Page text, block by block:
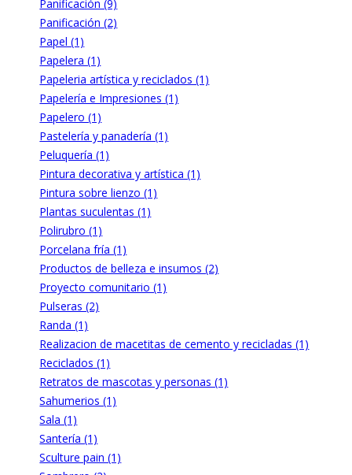
Panificación (9)
Panificación (2)
Papel (1)
Papelera (1)
Papeleria artística y reciclados (1)
Papelería e Impresiones (1)
Papelero (1)
Pastelería y panadería (1)
Peluquería (1)
Pintura decorativa y artística (1)
Pintura sobre lienzo (1)
Plantas suculentas (1)
Polirubro (1)
Porcelana fría (1)
Productos de belleza e insumos (2)
Proyecto comunitario (1)
Pulseras (2)
Randa (1)
Realizacion de macetitas de cemento y recicladas (1)
Reciclados (1)
Retratos de mascotas y personas (1)
Sahumerios (1)
Sala (1)
Santería (1)
Sculture pain (1)